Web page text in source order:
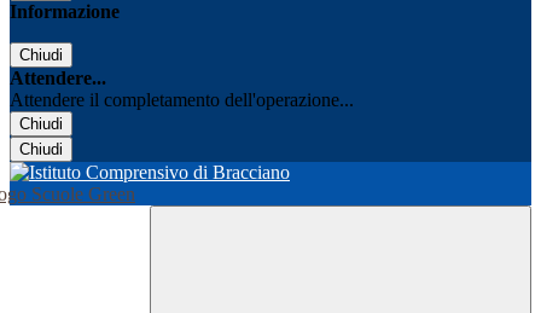
Informazione
Chiudi
Attendere...
Attendere il completamento dell'operazione...
Chiudi
Chiudi